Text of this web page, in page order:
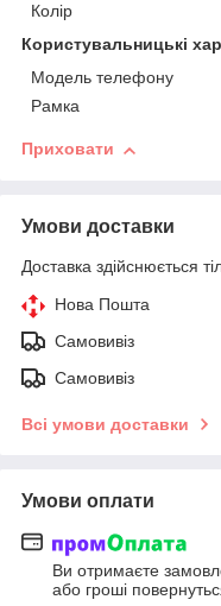
Колір
Користувальницькі
Модель телефону
Рамка
Приховати
Умови доставки
Доставка здійснюється
Нова Пошта
Самовивіз
Самовивіз
Всі умови доставки
Умови оплати
Ви отримаєте
або гроші